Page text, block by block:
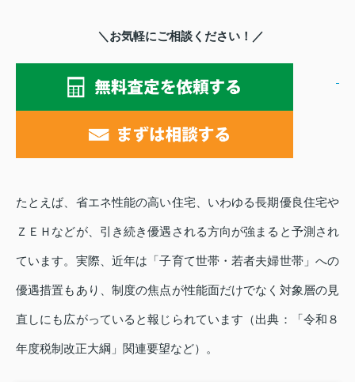
＼お気軽にご相談ください！／
たとえば、省エネ性能の高い住宅、いわゆる長期優良住宅や
ＺＥＨなどが、引き続き優遇される方向が強まると予測され
ています。実際、近年は「子育て世帯・若者夫婦世帯」への
優遇措置もあり、制度の焦点が性能面だけでなく対象層の見
直しにも広がっていると報じられています（出典：「令和８
年度税制改正大綱」関連要望など）。